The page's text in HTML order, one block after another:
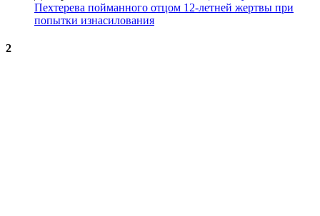
Пехтерева пойманного отцом 12-летней жертвы при
попытки изнасилования
2